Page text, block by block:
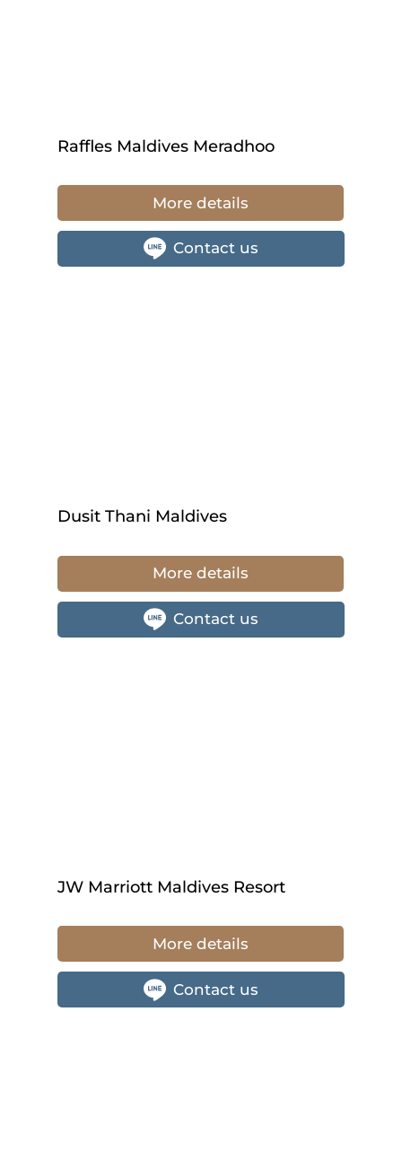
Raffles Maldives Meradhoo
More details
Contact us
Dusit Thani Maldives
More details
Contact us
JW Marriott Maldives Resort
More details
Contact us